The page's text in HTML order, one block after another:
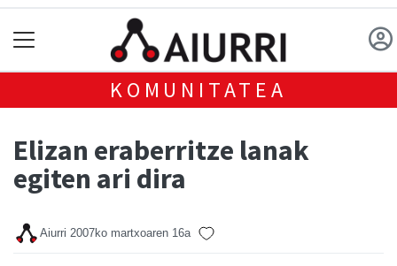
KOMUNITATEA
Elizan eraberritze lanak
egiten ari dira
Aiurri 2007ko martxoaren 16a